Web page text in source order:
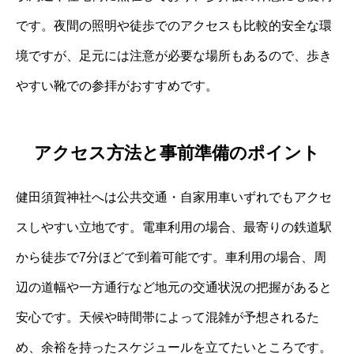
です。夜間の照明や徒歩でのアクセスも比較的安全な環
境ですが、足元には注意が必要な場所もあるので、歩き
やすい靴での参拝がおすすめです。
アクセス方法と事前準備のポイント
健田須賀神社へは公共交通・自家用車いずれでもアクセ
スしやすい立地です。電車利用の場合、最寄りの鉄道駅
から徒歩で7分ほどで到着可能です。車利用の場合、周
辺の道幅や一方通行など地元の交通状況の把握があると
安心です。天候や時間帯によって混雑が予想されるた
め、余裕を持ったスケジュールを立てたいところです。